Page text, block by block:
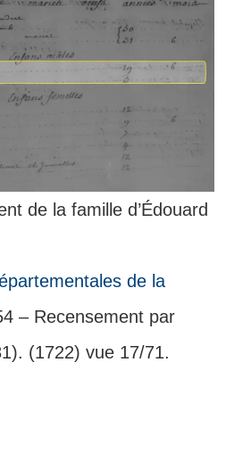
de la famille d’Édouard
de la
– Recensement par
(1722) vue 17/71.